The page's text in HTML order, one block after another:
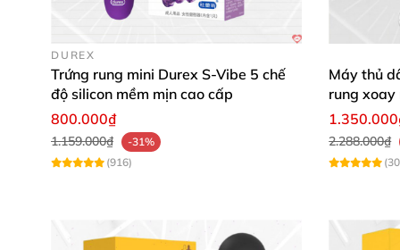
Minh Thư (TP.HCM)
: "Trứng rung tai thỏ
Hương Giang (Đà Nẵng)
: "Thiết kế nhỏ
mỗi đêm!" ✨
Leten Peppa Pig 012B
không chỉ là đồ chơi
trứng rung để sở hữu khoái lạc bất tận hôm
DUREX
Trứng rung mini Durex S-Vibe 5 chế
độ silicon mềm mịn cao cấp
800.000₫
1.159.000₫
-31%
(916)
Máy thủ
rung xoay
cấp
2.288.000₫